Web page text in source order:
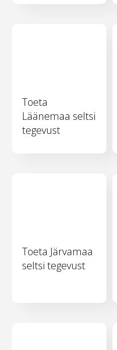
Toeta
Läänemaa seltsi
tegevust
Toeta Järvamaa
seltsi tegevust